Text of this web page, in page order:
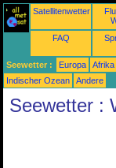
Satellitenwetter
FAQ
Seewetter : Europa Afrika
Indischer Ozean
Andere
Seewetter :